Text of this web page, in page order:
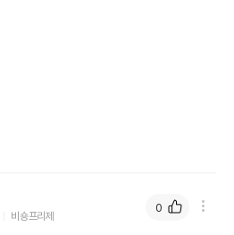
비숑프리제
0